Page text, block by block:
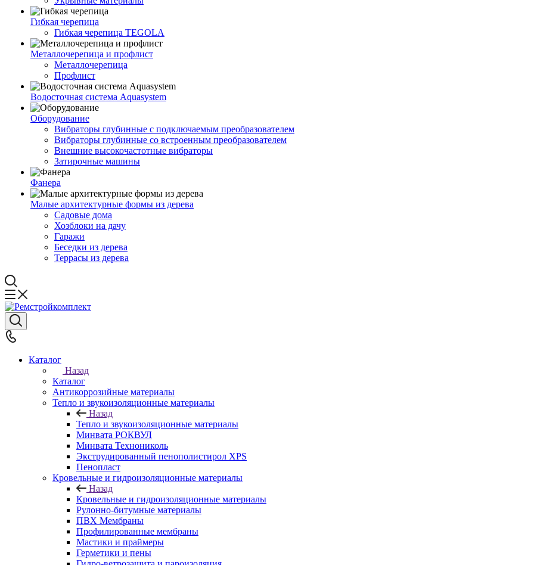
Гибкая черепица
Гибкая черепица TEGOLA
Металлочерепица и профлист
Металлочерепица
Профлист
Водосточная система Aquasystem
Оборудование
Вибраторы глубинные с подключаемым преобразователем
Вибраторы глубинные со встроенным преобразователем
Внешние высокочастотные вибраторы
Затирочные машины
Фанера
Малые архитектурные формы из дерева
Садовые дома
Хозблоки на дачу
Гаражи
Беседки из дерева
Террасы из дерева
Каталог
Назад
Каталог
Антикоррозийные материалы
Тепло и звукоизоляционные материалы
Назад
Тепло и звукоизоляционные материалы
Минвата РОКВУЛ
Минвата Технониколь
Экструдированный пенополистирол XPS
Пенопласт
Кровельные и гидроизоляционные материалы
Назад
Кровельные и гидроизоляционные материалы
Рулонно-битумные материалы
ПВХ Мембраны
Профилированные мембраны
Мастики и праймеры
Герметики и пены